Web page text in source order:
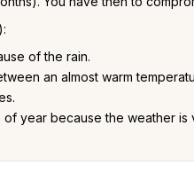
of the rain.
an almost warm
of year because the weather